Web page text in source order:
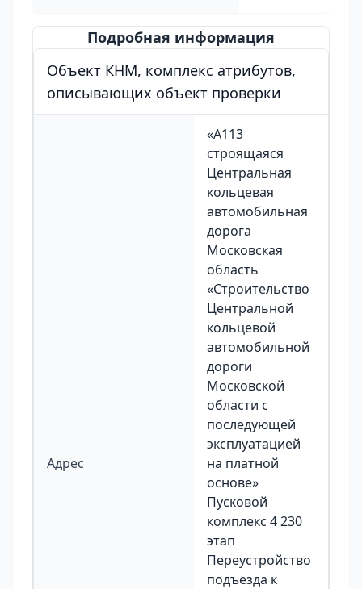
Подробная информация
Объект КНМ, комплекс атрибутов,
описывающих объект проверки
Адрес
«А113
строящаяся
Центральная
кольцевая
автомобильная
дорога
Московская
область
«Строительство
Центральной
кольцевой
автомобильной
дороги
Московской
области с
последующей
эксплуатацией
на платной
основе»
Пусковой
комплекс 4 230
этап
Переустройство
подъезда к